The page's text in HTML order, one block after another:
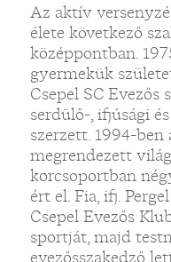
Az aktív
élete következő
középpontban.
gyermekük
Csepel SC Evezős
serdülő-, ifjúsági
szerzett. 1994-
megrendezett
korcsoportban
ért el. Fia, ifj.
Csepel Evezős
sportját, majd
evezősszakedző